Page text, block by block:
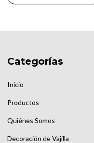
Categorías
Inicio
Productos
Quiénes Somos
Decoración de Vajilla